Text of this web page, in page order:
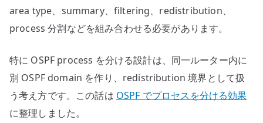
area type、summary、filtering、redistribution、
process 分割などを組み合わせる必要があります。
特に OSPF process を分ける設計は、同一ルーター内に
別 OSPF domain を作り、redistribution 境界として扱
う考え方です。この話は OSPF でプロセスを分ける効果
に整理しました。